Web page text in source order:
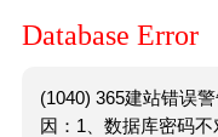
Database Error
(1040) 365建站错误
因：1、数据库密码不